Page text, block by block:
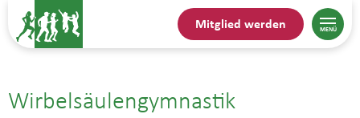
Mitglied werden
Wirbelsäulengymnastik